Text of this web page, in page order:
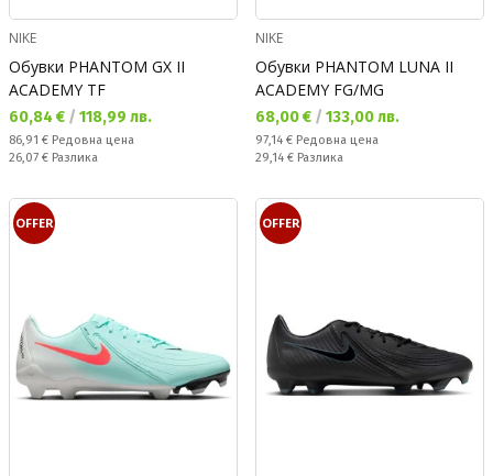
NIKE
Обувки PHANTOM GX II
ACADEMY TF
Текуща цена:
60,84 € / 118,99 лв.
Редовна цена:
86,91 € Редовна цена
Спестявате:
26,07 € Разлика
NIKE
Обувки PHANTOM LUNA II
ACADEMY FG/MG
Текуща цена:
68,00 € / 133,00 лв.
Редовна цена:
97,14 € Редовна цена
Спестявате:
29,14 € Разлика
OFFER OFFER